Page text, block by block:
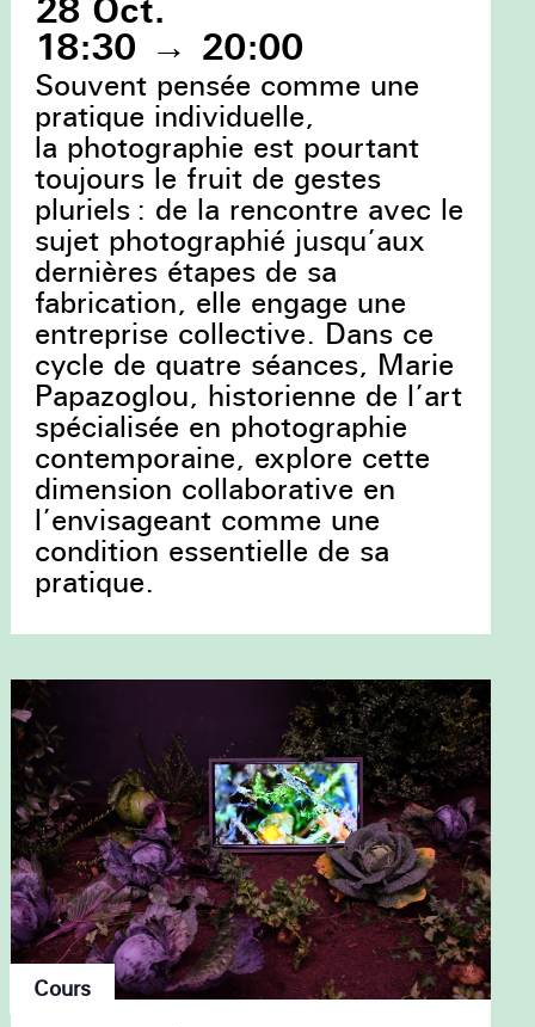
28 Oct.
18:30 → 20:00
Souvent pensée comme une
pratique individuelle,
la photographie est pourtant
toujours le fruit de gestes
pluriels : de la rencontre avec le
sujet photographié jusqu’aux
dernières étapes de sa
fabrication, elle engage une
entreprise collective. Dans ce
cycle de quatre séances, Marie
Papazoglou, historienne de l’art
spécialisée en photographie
contemporaine, explore cette
dimension collaborative en
l’envisageant comme une
condition essentielle de sa
pratique.
Cours